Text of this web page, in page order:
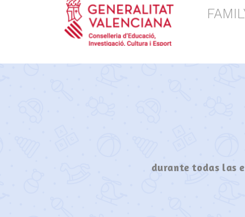
durante todas las